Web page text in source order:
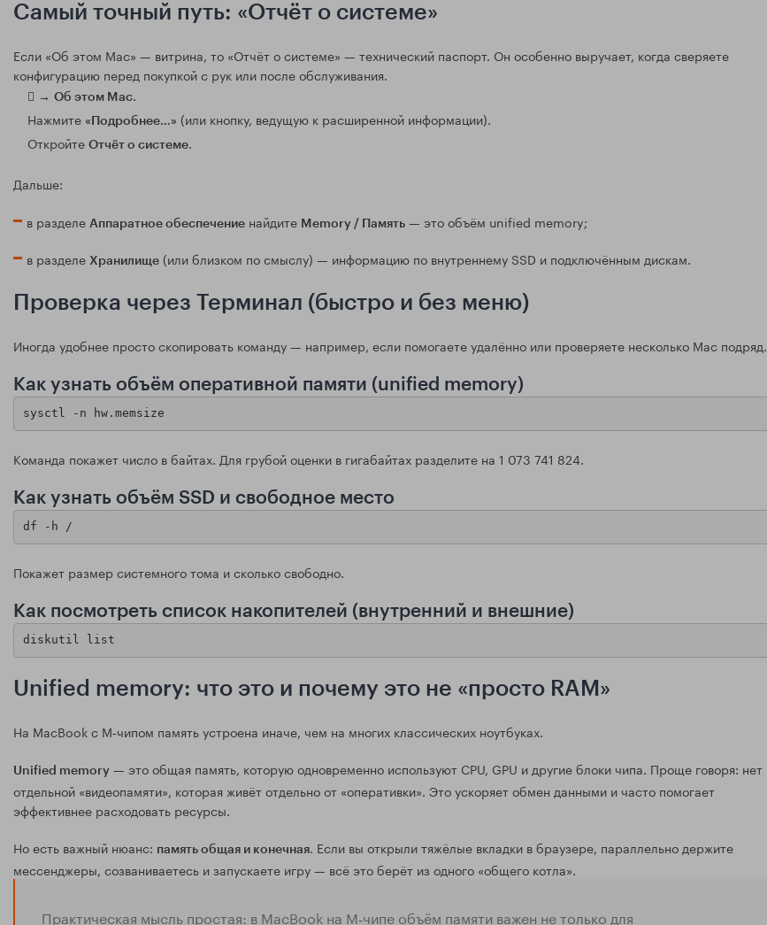
Самый точный путь: «Отчёт о системе»
Если «Об этом Mac» — витрина, то «Отчёт о системе» — технический паспорт. Он особенно выручает, когда сверяете
конфигурацию перед покупкой с рук или после обслуживания.
 → Об этом Mac.
Нажмите «Подробнее…» (или кнопку, ведущую к расширенной информации).
Откройте Отчёт о системе.
Дальше:
в разделе Аппаратное обеспечение найдите Memory / Память — это объём unified memory;
в разделе Хранилище (или близком по смыслу) — информацию по внутреннему SSD и подключённым дискам.
Проверка через Терминал (быстро и без меню)
Иногда удобнее просто скопировать команду — например, если помогаете удалённо или проверяете несколько Mac подряд.
Как узнать объём оперативной памяти (unified memory)
sysctl -n hw.memsize
Команда покажет число в байтах. Для грубой оценки в гигабайтах разделите на 1 073 741 824.
Как узнать объём SSD и свободное место
df -h /
Покажет размер системного тома и сколько свободно.
Как посмотреть список накопителей (внутренний и внешние)
diskutil list
Unified memory: что это и почему это не «просто RAM»
На MacBook с M‑чипом память устроена иначе, чем на многих классических ноутбуках.
Unified memory — это общая память, которую одновременно используют CPU, GPU и другие блоки чипа. Проще говоря: нет
отдельной «видеопамяти», которая живёт отдельно от «оперативки». Это ускоряет обмен данными и часто помогает
эффективнее расходовать ресурсы.
Но есть важный нюанс: память общая и конечная. Если вы открыли тяжёлые вкладки в браузере, параллельно держите
мессенджеры, созваниваетесь и запускаете игру — всё это берёт из одного «общего котла».
Практическая мысль простая: в MacBook на M‑чипе объём памяти важен не только для